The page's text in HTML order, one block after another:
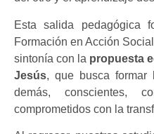
Esta salida pedagógica
Formación en Acción Social
sintonía con la propuesta
Jesús, que busca formar
demás, conscientes,
comprometidos con la